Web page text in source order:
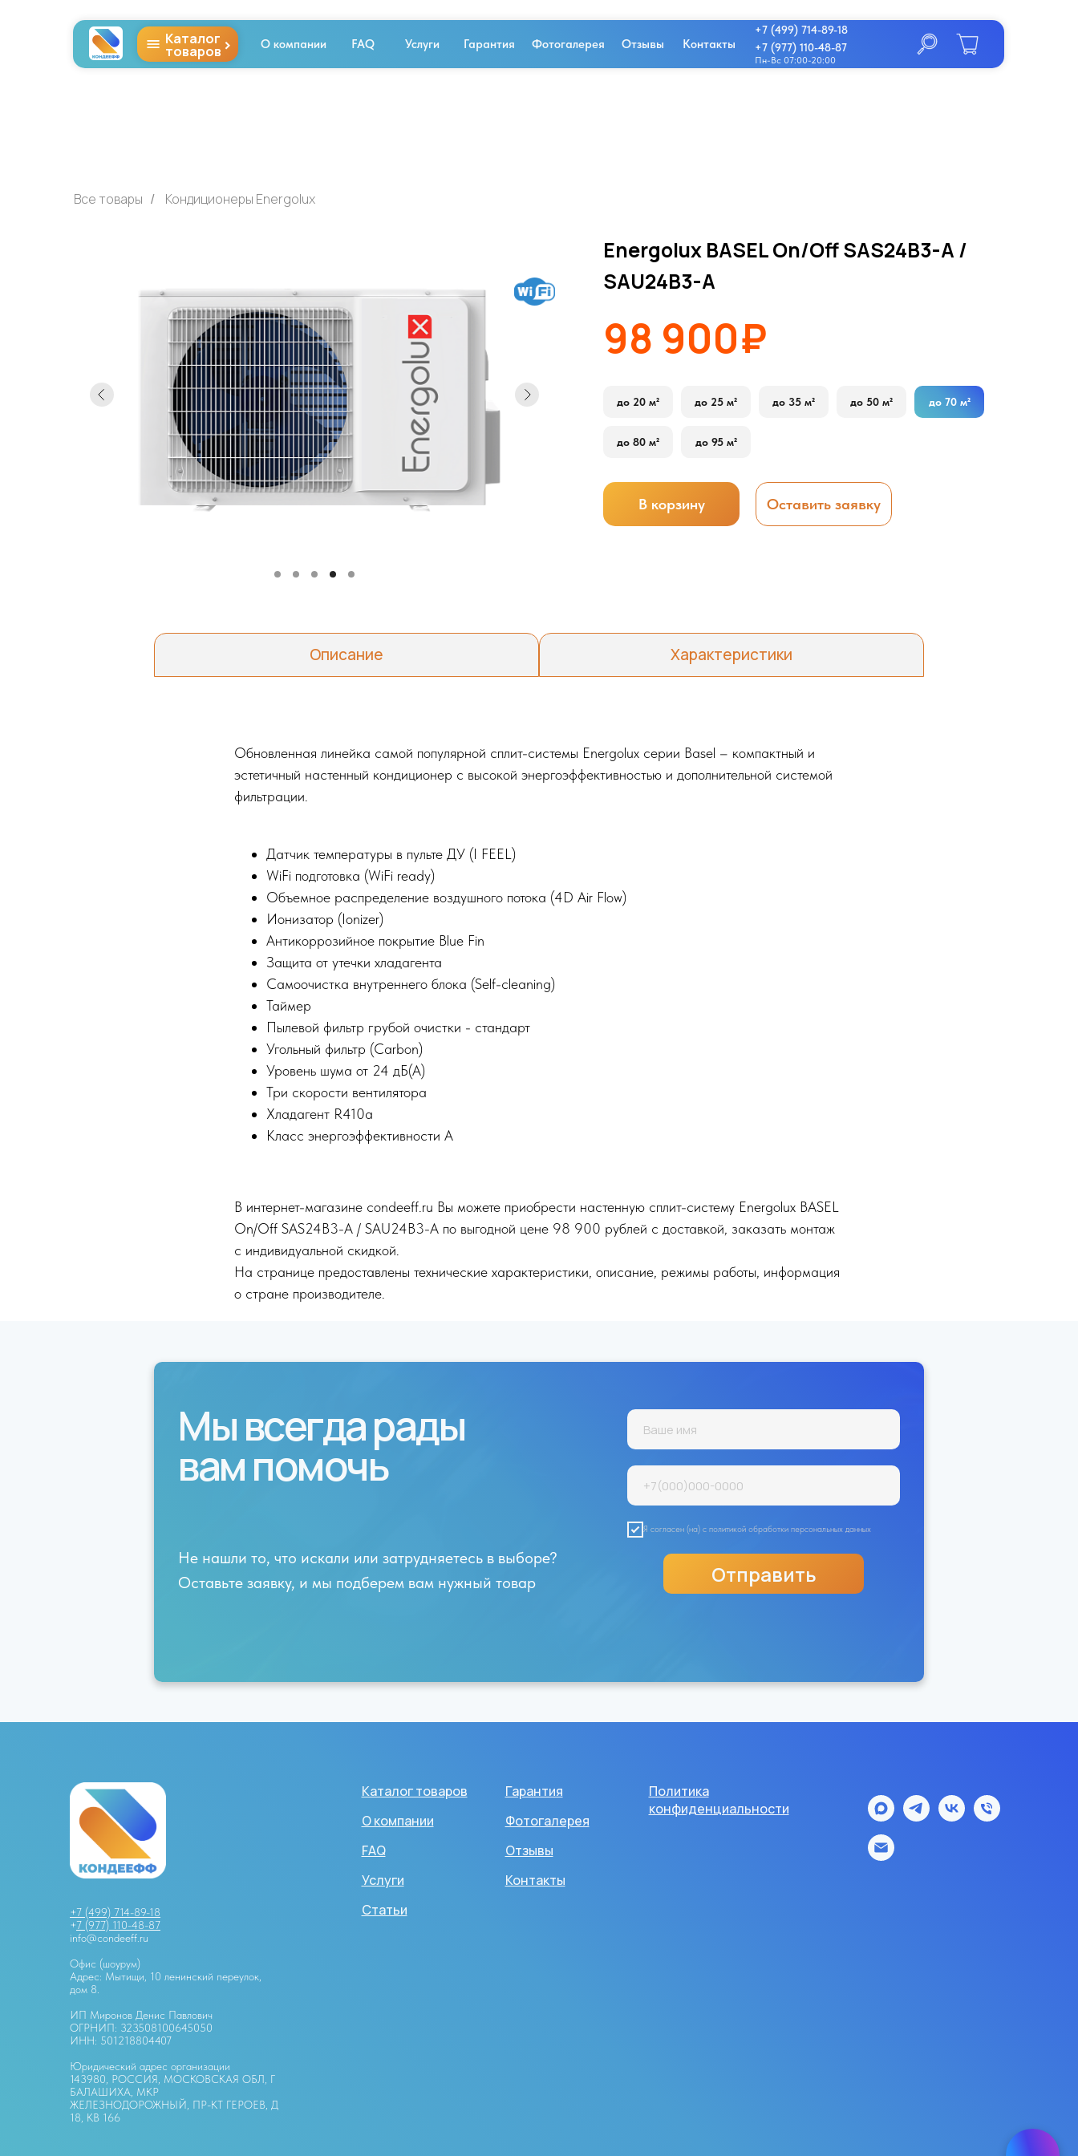
О компании Фотогалерея
Гарантия
Услуги Контакты
Пн-Вс 07:00-20:00
+7 (499) 714-89-18
+7 (977) 110-48-87
Отзывы
FAQ
Каталог
товаров >
Все товары / Кондиционеры Energolux
Energolux BASEL On/Off SAS24B3-A /
SAU24B3-A
Описание Характеристики
до 20 м² до 25 м² до 35 м² до 50 м² до 70 м²
до 80 м² до 95 м²
В корзину Оставить заявку
98 900₽
Обновленная линейка самой популярной сплит-системы Energolux серии Basel – компактный и
эстетичный настенный кондиционер с высокой энергоэффективностью и дополнительной системой
фильтрации.
Датчик температуры в пульте ДУ (I FEEL)
WiFi подготовка (WiFi ready)
Объемное распределение воздушного потока (4D Air Flow)
Ионизатор (Ionizer)
Антикоррозийное покрытие Blue Fin
Защита от утечки хладагента
Самоочистка внутреннего блока (Self-cleaning)
Таймер
Пылевой фильтр грубой очистки - стандарт
Угольный фильтр (Carbon)
Уровень шума от 24 дБ(А)
Три скорости вентилятора
Хладагент R410a
Класс энергоэффективности A
В интернет-магазине condeeff.ru Вы можете приобрести настенную сплит-систему Energolux BASEL
On/Off SAS24B3-A / SAU24B3-A по выгодной цене 98 900 рублей с доставкой, заказать монтаж
с индивидуальной скидкой.
На странице предоставлены технические характеристики, описание, режимы работы, информация
о стране производителе.
Я согласен (на) с политикой обработки персональных данных
Отправить
Не нашли то, что искали или затрудняетесь в выборе?
Оставьте заявку, и мы подберем вам нужный товар
Мы всегда рады
вам помочь
+7 (499) 714-89-18
+7 (977) 110-48-87
info@condeeff.ru
Офис (шоурум)
Адрес: Мытищи, 10 ленинский переулок,
дом 8.
ИП Миронов Денис Павлович
ОГРНИП: 323508100645050
ИНН: 501218804407
Юридический адрес организации
143980, РОССИЯ, МОСКОВСКАЯ ОБЛ, Г
БАЛАШИХА, МКР
ЖЕЛЕЗНОДОРОЖНЫЙ, ПР-КТ ГЕРОЕВ, Д
18, КВ 166
Каталог товаров
О компании
FAQ
Услуги
Статьи
Гарантия
Фотогалерея
Отзывы
Контакты
Политика
конфиденциальности